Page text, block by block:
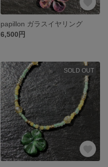
papillon ガラスイヤリング
6,500円
SOLD OUT